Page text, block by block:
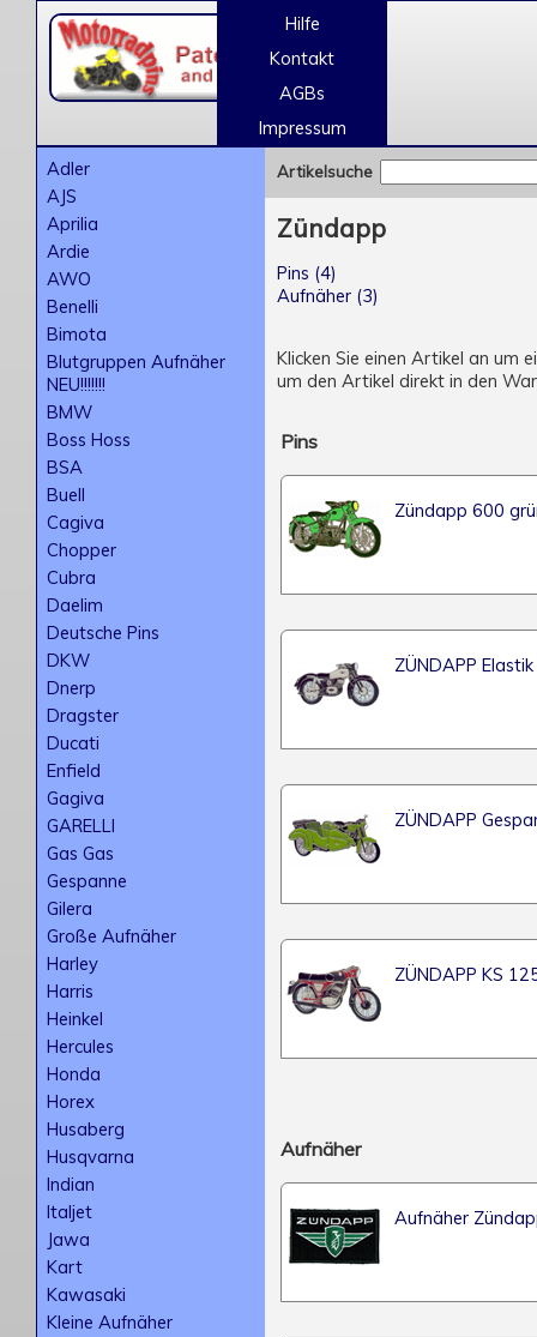
Hilfe
Kontakt
AGBs
Impressum
Adler
AJS
Aprilia
Ardie
AWO
Benelli
Bimota
Blutgruppen Aufnäher
NEU!!!!!!!
BMW
Boss Hoss
BSA
Buell
Cagiva
Chopper
Cubra
Daelim
Deutsche Pins
DKW
Dnerp
Dragster
Ducati
Enfield
Gagiva
GARELLI
Gas Gas
Gespanne
Gilera
Große Aufnäher
Harley
Harris
Heinkel
Hercules
Honda
Horex
Husaberg
Husqvarna
Indian
Italjet
Jawa
Kart
Kawasaki
Kleine Aufnäher
Artikelsuche
Zündapp
Pins (4)
Aufnäher (3)
Klicken Sie einen Artikel an um
um den Artikel direkt in den
Pins
Zündapp 600
ZÜNDAPP
ZÜNDAPP
ZÜNDAPP KS
Aufnäher
Aufnäher